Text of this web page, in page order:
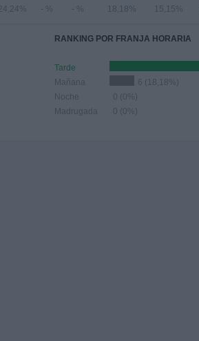
- % - % 18,18% 15,15%
RANKING POR FRANJA HORARIA
Tarde
Mañana
6 (18,18%)
Noche
0 (0%)
Madrugada
0 (0%)